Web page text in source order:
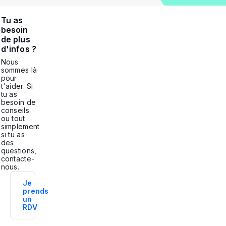
Tu as
besoin
de plus
d'infos ?
Nous
sommes là
pour
t'aider. Si
tu as
besoin de
conseils
ou tout
simplement
si tu as
des
questions,
contacte-
nous.
Je
prends
un
RDV